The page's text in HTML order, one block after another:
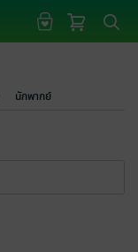
นักพากย์